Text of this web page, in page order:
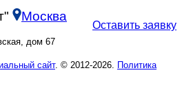
Оставить заявку
Москва
дом 67
сайт. © 2012-2026. Политика